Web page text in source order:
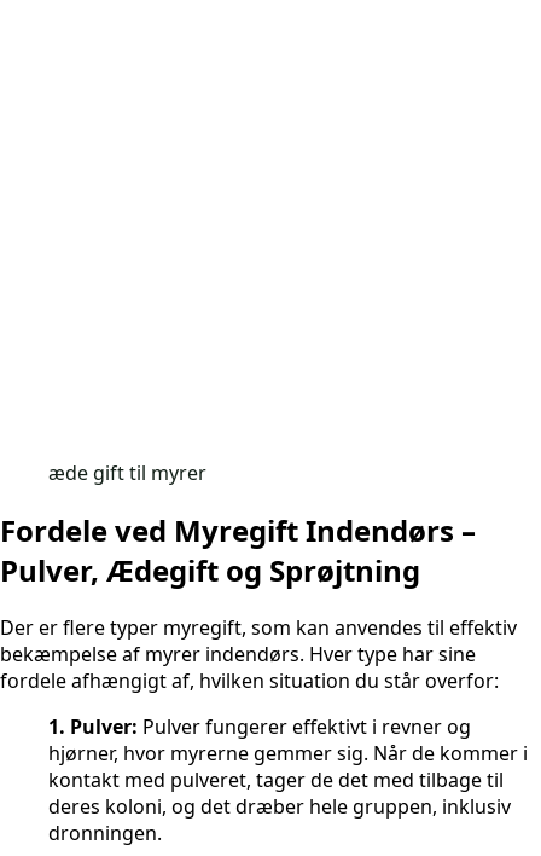
æde gift til myrer
Fordele ved Myregift Indendørs –
Pulver, Ædegift og Sprøjtning
Der er flere typer myregift, som kan anvendes til effektiv
bekæmpelse af myrer indendørs. Hver type har sine
fordele afhængigt af, hvilken situation du står overfor:
1. Pulver: Pulver fungerer effektivt i revner og
hjørner, hvor myrerne gemmer sig. Når de kommer i
kontakt med pulveret, tager de det med tilbage til
deres koloni, og det dræber hele gruppen, inklusiv
dronningen.